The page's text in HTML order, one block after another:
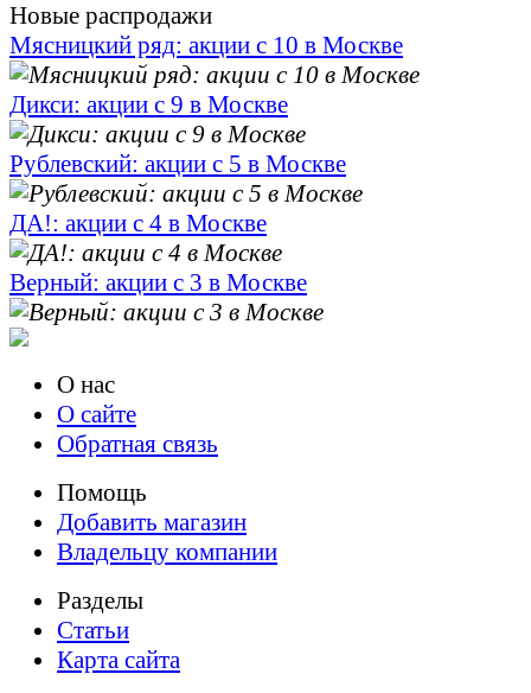
Новые распродажи
Мясницкий ряд: акции с 10 в Москве
Дикси: акции с 9 в Москве
Рублевский: акции с 5 в Москве
ДА!: акции с 4 в Москве
Верный: акции с 3 в Москве
О нас
О сайте
Обратная связь
Помощь
Добавить магазин
Владельцу компании
Разделы
Статьи
Карта сайта